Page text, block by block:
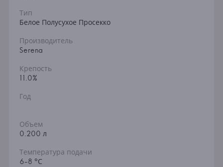
Тип
Белое Полусухое Просекко
Производитель
Serena
Крепость
11.0%
Год
Объем
0.200 л
Температура подачи
6-8 °С